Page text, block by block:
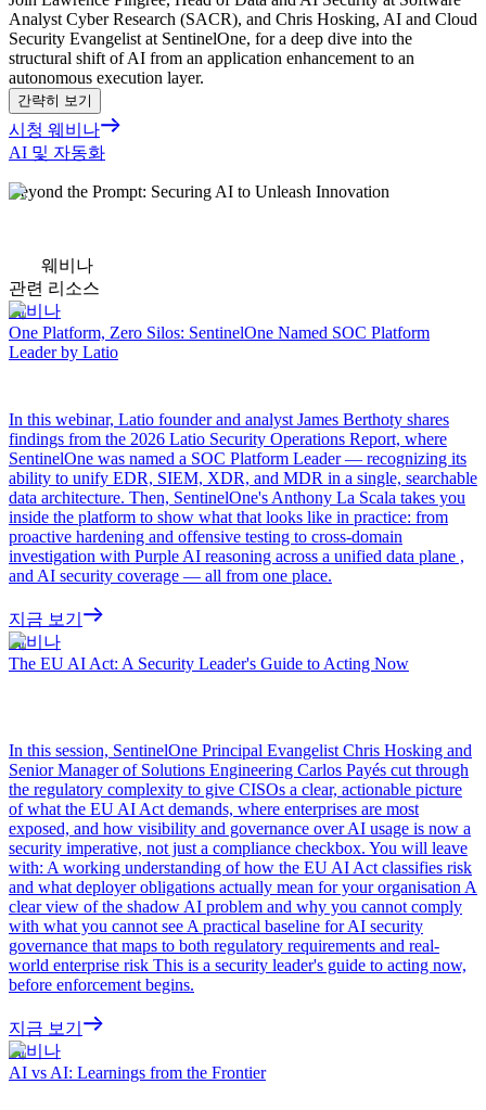
Analyst Cyber Research (SACR), and Chris Hosking, AI and Cloud
Security Evangelist at SentinelOne, for a deep dive into the
structural shift of AI from an application enhancement to an
autonomous execution layer.
간략히 보기
시청 웨비나
AI 및 자동화
Beyond the Prompt: Securing AI to Unleash Innovation
웨비나
관련 리소스
웨비나
One Platform, Zero Silos: SentinelOne Named SOC Platform
Leader by Latio
In this webinar, Latio founder and analyst James Berthoty shares
findings from the 2026 Latio Security Operations Report, where
SentinelOne was named a SOC Platform Leader — recognizing its
ability to unify EDR, SIEM, XDR, and MDR in a single, searchable
data architecture. Then, SentinelOne's Anthony La Scala takes you
inside the platform to show what that looks like in practice: from
proactive hardening and offensive testing to cross-domain
investigation with Purple AI reasoning across a unified data plane ,
and AI security coverage — all from one place.
지금 보기
웨비나
The EU AI Act: A Security Leader's Guide to Acting Now
In this session, SentinelOne Principal Evangelist Chris Hosking and
Senior Manager of Solutions Engineering Carlos Payés cut through
the regulatory complexity to give CISOs a clear, actionable picture
of what the EU AI Act demands, where enterprises are most
exposed, and how visibility and governance over AI usage is now a
security imperative, not just a compliance checkbox. You will leave
with: A working understanding of how the EU AI Act classifies risk
and what deployer obligations actually mean for your organisation A
clear view of the shadow AI problem and why you cannot comply
with what you cannot see A practical baseline for AI security
governance that maps to both regulatory requirements and real-
world enterprise risk This is a security leader's guide to acting now,
before enforcement begins.
지금 보기
웨비나
AI vs AI: Learnings from the Frontier